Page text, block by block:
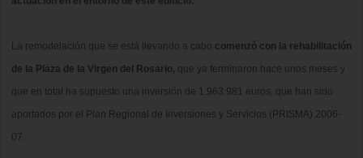
La remodelación que se está llevando a cabo comenzó con la rehabilitación
de la Plaza de la Virgen del Rosario, que ya terminaron hace unos meses y
que en total ha supuesto una inversión de 1.963.981 euros, que han sido
aportados por el Plan Regional de Inversiones y Servicios (PRISMA) 2006-
07.